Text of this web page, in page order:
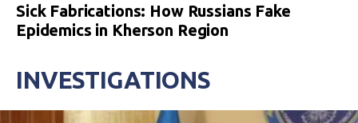
Sick Fabrications: How Russians Fake
Epidemics in Kherson Region
INVESTIGATIONS